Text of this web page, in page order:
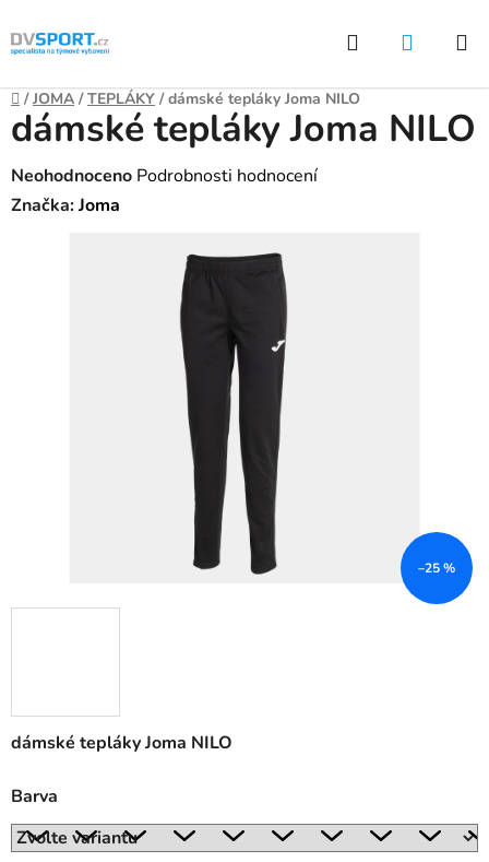
Přejít
na
Hledat
Domů
/ JOMA / TEPLÁKY / dámské tepláky Joma NILO
dámské tepláky Joma NILO
Barva
dámské tepláky Joma NILO
Průměrné
hodnocení
Neohodnoceno Podrobnosti hodnocení
Značka:Joma
–25 %